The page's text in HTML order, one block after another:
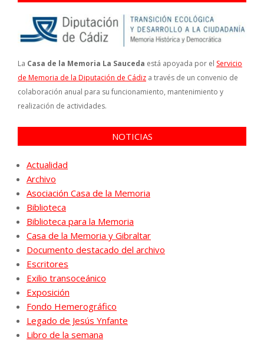
La Casa de la Memoria La Sauceda está apoyada por el Servicio
de Memoria de la Diputación de Cádiz a través de un convenio de
colaboración anual para su funcionamiento, mantenimiento y
realización de actividades.
NOTICIAS
Actualidad
Archivo
Asociación Casa de la Memoria
Biblioteca
Biblioteca para la Memoria
Casa de la Memoria y Gibraltar
Documento destacado del archivo
Escritores
Exilio transoceánico
Exposición
Fondo Hemerográfico
Legado de Jesús Ynfante
Libro de la semana